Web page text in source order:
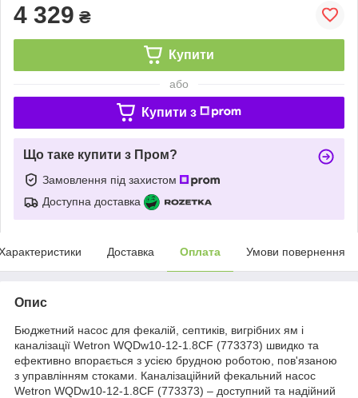
4 329 ₴
Купити
або
Купити з
Що таке купити з Пром?
Замовлення під захистом
Доступна доставка
Доставка Оплата Умови повернення
Опис
Бюджетний насос для фекалій, септиків, вигрібних ям і
каналізації Wetron WQDw10-12-1.8CF (773373) швидко та
ефективно впорається з усією брудною роботою, пов'язаною
з управлінням стоками. Каналізаційний фекальний насос
Wetron WQDw10-12-1.8CF (773373) – доступний та надійний